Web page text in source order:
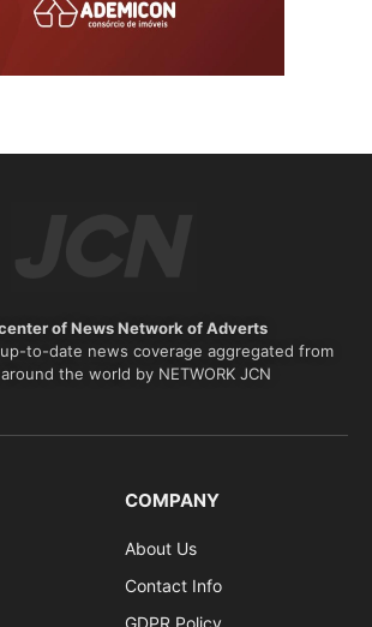
of News Network of Adverts
to-date news coverage aggregated from
the world by NETWORK JCN
COMPANY
About Us
Contact Info